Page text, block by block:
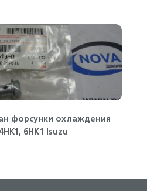
форсунки охлаждения
6HK1 Isuzu